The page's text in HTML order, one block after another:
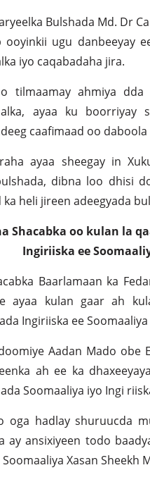
Bulshada Md. Dr
ooyinkii ugu danbeeyay
iyo caqabadaha jira.
tilmaamay ahmiya
ayaa ku boorriyay
caafimaad oo
ayaa sheegay in
dibna loo dhisi
heli jireen adeegyada
Shacabka oo kulan la
Ingiriiska ee
Baarlamaan ka
ayaa kulan gaar ah
Ingiriiska ee
Aadan Mado obe
ah ee ka
Soomaaliya iyo Ingi
oga hadlay shuruucda
ay ansixiyeen todo
Xasan Sheekh